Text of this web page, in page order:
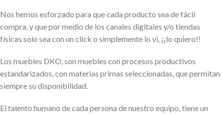
Nos hemos esforzado para que cada producto sea de fácil
compra, y que por medio de los canales digitales y/o tiendas
físicas solo sea con un click o simplemente lo vi, ¡¡lo quiero!!
Los muebles DKO, son muebles con procesos productivos
estandarizados, con materias primas seleccionadas, que permitan
siempre su disponibilidad.
El talento humano de cada persona de nuestro equipo, tiene un